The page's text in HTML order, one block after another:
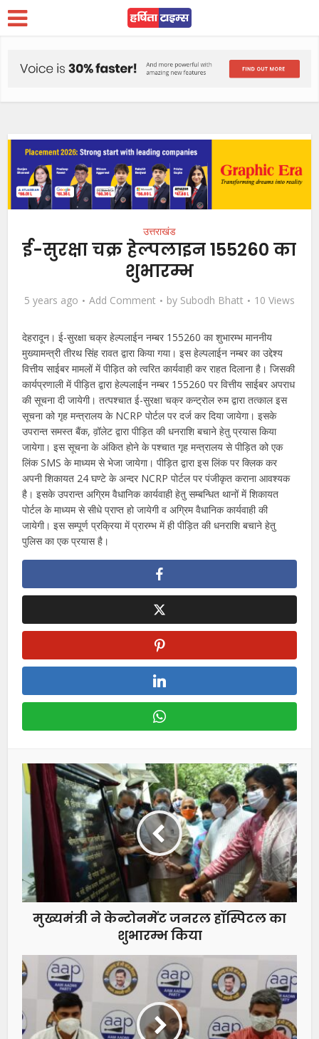
उत्तराखंड
ई-सुरक्षा चक्र हेल्पलाइन 155260 का
शुभारम्भ
5 years ago Add Comment by Subodh Bhatt 10 Views
देहरादून। ई-सुरक्षा चक्र हेल्पलाईन नम्बर 155260 का शुभारम्भ माननीय
मुख्यामन्त्री तीरथ सिंह रावत द्वारा किया गया। इस हेल्पलाईन नम्बर का उद्देश्य
वित्तीय साईबर मामलों में पीड़ित को त्वरित कार्यवाही कर राहत दिलाना है। जिसकी
कार्यप्रणाली में पीड़ित द्वारा हेल्पलाईन नम्बर 155260 पर वित्तीय साईबर अपराध
की सूचना दी जायेगी। तत्पश्चात ई-सुरक्षा चक्र कन्ट्रोल रुम द्वारा तत्काल इस
सूचना को गृह मन्त्रालय के NCRP पोर्टल पर दर्ज कर दिया जायेगा। इसके
उपरान्त समस्त बैंक, व़ॉलेट द्वारा पीड़ित की धनराशि बचाने हेतु प्रयास किया
जायेगा। इस सूचना के अंकित होने के पश्चात गृह मन्त्रालय से पीड़ित को एक
लिंक SMS के माध्यम से भेजा जायेगा। पीड़ित द्वारा इस लिंक पर क्लिक कर
अपनी शिकायत 24 घण्टे के अन्दर NCRP पोर्टल पर पंजीकृत कराना आवश्यक
है। इसके उपरान्त अग्रिम वैधानिक कार्यवाही हेतु सम्बन्धित थानों में शिकायत
पोर्टल के माध्यम से सीधे प्राप्त हो जायेगी व अग्रिम वैधानिक कार्यवाही की
जायेगी। इस सम्पूर्ण प्रक्रिया में प्रारम्भ में ही पीड़ित की धनराशि बचाने हेतु
पुलिस का एक प्रयास है।
मुख्यमंत्री ने केन्टोनमेंट जनरल हॉस्पिटल का
शुभारम्भ किया